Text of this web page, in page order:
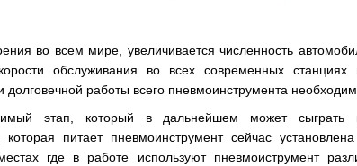
во всем мире, увеличивается численность
обслуживания во всех современных
долговечной работы всего пневмоинструмента
этап, который в дальнейшем может сыграть
питает пневмоинструмент сейчас
где в работе используют пневмоиструмент